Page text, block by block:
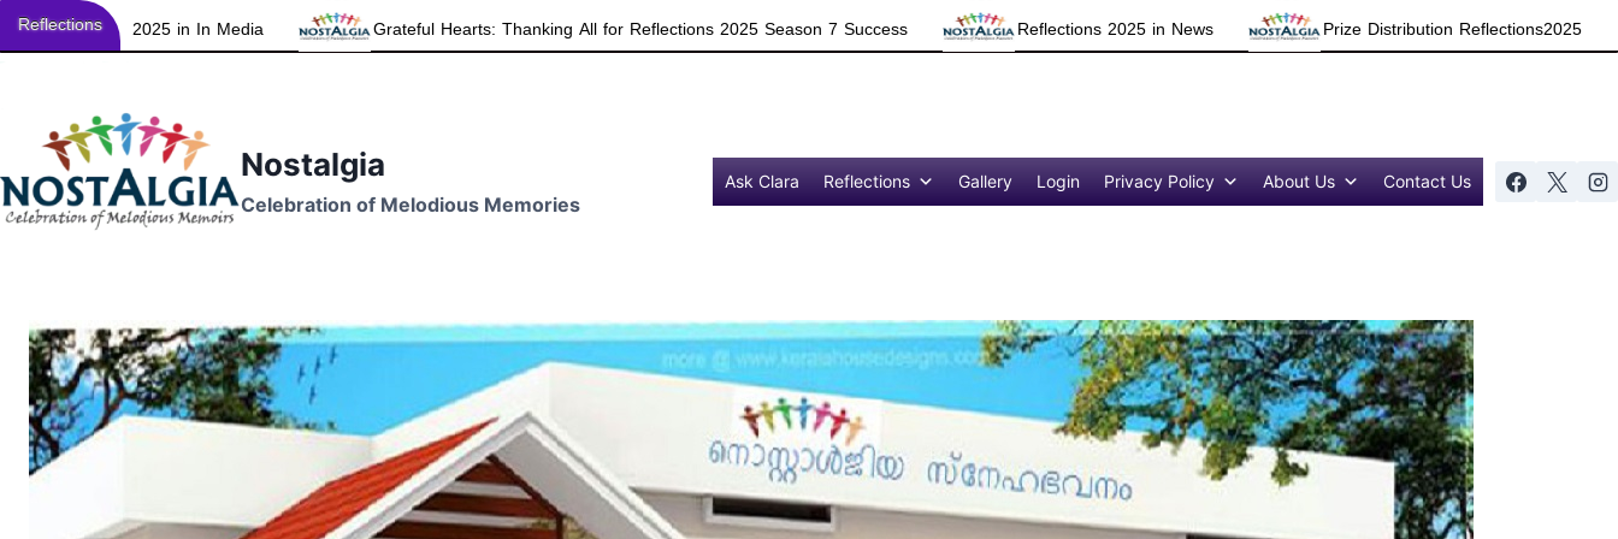
Reflections
in In Media Grateful Hearts: Thanking All for Reflections 2025 Season 7 Success Reflections 2025 in News Prize Distribution Reflections2025
content
Nostalgia
Celebration of Melodious Memories
Ask Clara Reflections Gallery Login Privacy Policy About Us Contact Us